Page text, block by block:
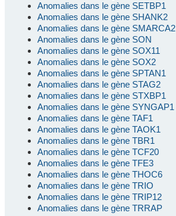
Anomalies dans le gène SETBP1
Anomalies dans le gène SHANK2
Anomalies dans le gène SMARCA2
Anomalies dans le gène SON
Anomalies dans le gène SOX11
Anomalies dans le gène SOX2
Anomalies dans le gène SPTAN1
Anomalies dans le gène STAG2
Anomalies dans le gène STXBP1
Anomalies dans le gène SYNGAP1
Anomalies dans le gène TAF1
Anomalies dans le gène TAOK1
Anomalies dans le gène TBR1
Anomalies dans le gène TCF20
Anomalies dans le gène TFE3
Anomalies dans le gène THOC6
Anomalies dans le gène TRIO
Anomalies dans le gène TRIP12
Anomalies dans le gène TRRAP